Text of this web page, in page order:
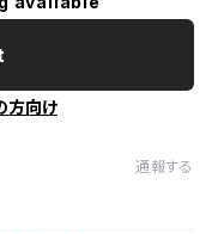
方向け
通報する